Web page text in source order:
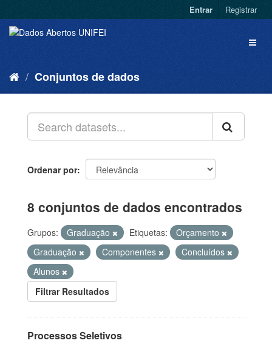
Entrar Registrar
Conjuntos de dados
Ordenar por
8 conjuntos de dados encontrados
Grupos: Graduação Etiquetas:
Orçamento
Graduação
Componentes
Concluídos
Alunos
Filtrar Resultados
Processos Seletivos